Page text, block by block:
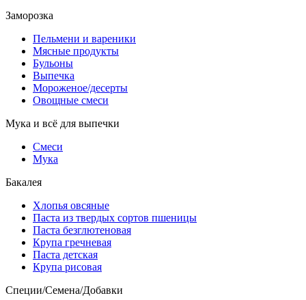
Заморозка
Пельмени и вареники
Мясные продукты
Бульоны
Выпечка
Мороженое/десерты
Овощные смеси
Мука и всё для выпечки
Смеси
Мука
Бакалея
Хлопья овсяные
Паста из твердых сортов пшеницы
Паста безглютеновая
Крупа гречневая
Паста детская
Крупа рисовая
Специи/Семена/Добавки